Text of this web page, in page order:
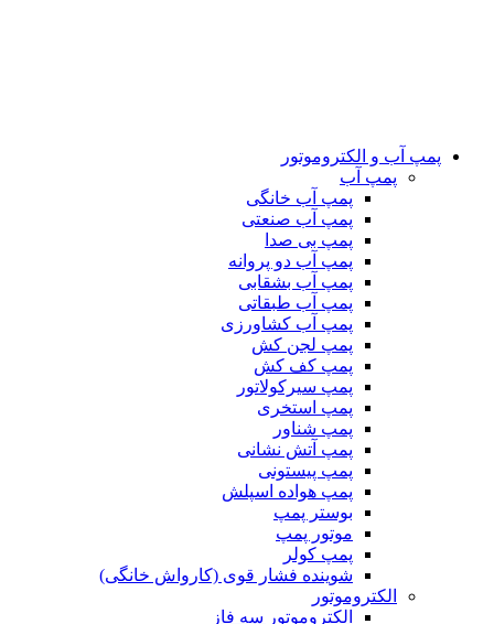
پمپ آب و الکتروموتور
پمپ آب
پمپ آب خانگی
پمپ آب صنعتی
پمپ بی صدا
پمپ آب دو پروانه
پمپ آب بشقابی
پمپ آب طبقاتی
پمپ آب کشاورزی
پمپ لجن کش
پمپ کف کش
پمپ سیرکولاتور
پمپ استخری
پمپ شناور
پمپ آتش نشانی
پمپ پیستونی
پمپ هواده اسپلش
بوستر پمپ
موتور پمپ
پمپ کولر
شوینده فشار قوی (کارواش خانگی)
الکتروموتور
الکتروموتور سه فاز